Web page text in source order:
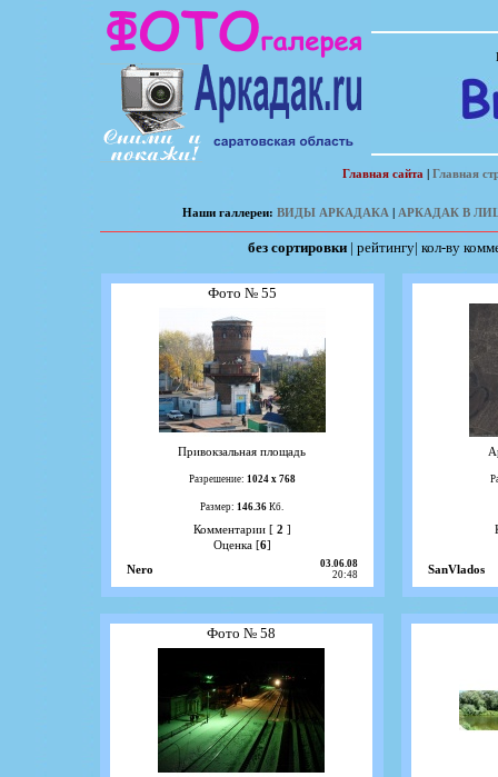
Главная сайта | Главная
Наши галлереи: ВИДЫ АРКАДАКА | АРКАДАК В
без сортировки| рейтингу| кол-ву
Фото № 55
Привокзальная площадь
Разрешение: 1024 х 768
Размер: 146.36 Кб.
Комментарии [2 ]
Оценка [6]
Nero
03.06.08
20:48
SanVlados
Фото № 58